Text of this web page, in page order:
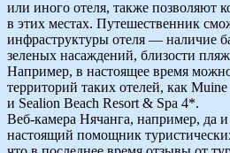
или иного отеля, также позволяют
в этих местах. Путешественник
инфраструктуры отеля — наличие
зеленых насаждений, близости
Например, в настоящее время можно
территорий таких отелей, как
и Sealion Beach Resort & Spa 4*.
Веб-камера Нячанга, например, да
настоящий помощник